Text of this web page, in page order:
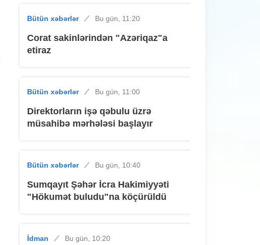
Bütün xəbərlər Bu gün, 11:20
Corat sakinlərindən "Azəriqaz"a
etiraz
Bütün xəbərlər Bu gün, 11:00
Direktorların işə qəbulu üzrə
müsahibə mərhələsi başlayır
Bütün xəbərlər Bu gün, 10:40
Sumqayıt Şəhər İcra Hakimiyyəti
"Hökumət buludu"na köçürüldü
İdman Bu gün, 10:20